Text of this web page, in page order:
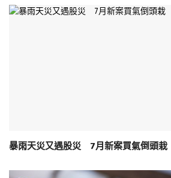
暴雨天災又遇股災 7月新案買氣倒頭栽